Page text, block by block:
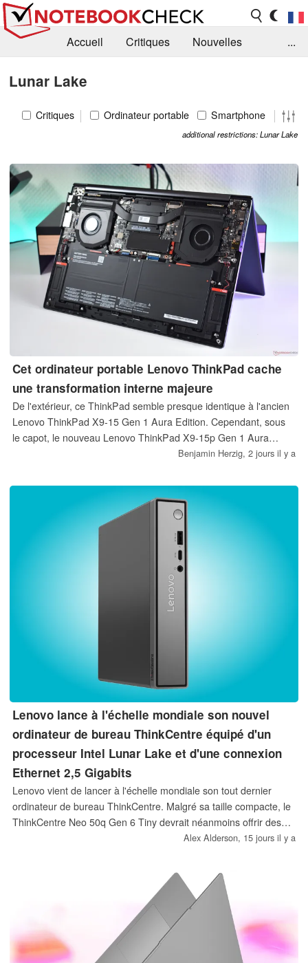
Accueil Critiques
Nouvelles
...
Lunar Lake
Critiques Ordinateur portable Smartphone
additional restrictions: Lunar Lake
Cet ordinateur portable Lenovo ThinkPad cache
une transformation interne majeure
De l'extérieur, ce ThinkPad semble presque identique à l'ancien
Lenovo ThinkPad X9-15 Gen 1 Aura Edition. Cependant, sous
le capot, le nouveau Lenovo ThinkPad X9-15p Gen 1 Aura
Benjamin Herzig, 2 jours il y a
Lenovo lance à l'échelle mondiale son nouvel
ordinateur de bureau ThinkCentre équipé d'un
processeur Intel Lunar Lake et d'une connexion
Ethernet 2,5 Gigabits
Lenovo vient de lancer à l'échelle mondiale son tout dernier
ordinateur de bureau ThinkCentre. Malgré sa taille compacte, le
ThinkCentre Neo 50q Gen 6 Tiny devrait néanmoins offrir des
performances relativement élevées grâce à ses processeurs
Alex Alderson, 15 jours il y a